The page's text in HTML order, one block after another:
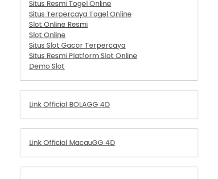
Situs Resmi Platform Slot Online
Demo Slot
Link Official BOLAGG 4D
Link Official MacauGG 4D